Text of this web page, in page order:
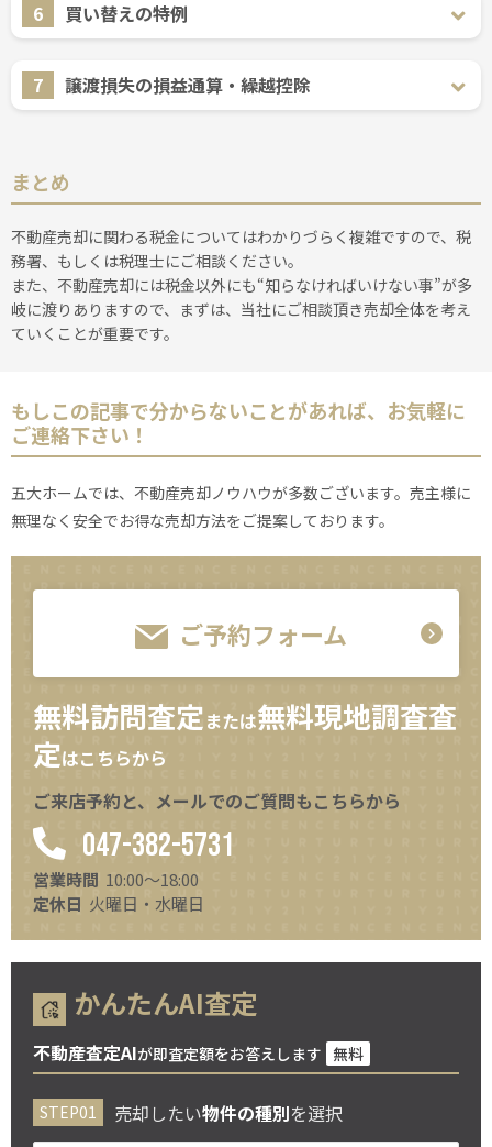
6 買い替えの特例
7 譲渡損失の損益通算・繰越控除
まとめ
不動産売却に関わる税金についてはわかりづらく複雑ですので、税
務署、もしくは税理士にご相談ください。
また、不動産売却には税金以外にも“知らなければいけない事”が多
岐に渡りありますので、まずは、当社にご相談頂き売却全体を考え
ていくことが重要です。
もしこの記事で分からないことがあれば、お気軽に
ご連絡下さい！
五大ホームでは、不動産売却ノウハウが多数ございます。売主様に
無理なく安全でお得な売却方法をご提案しております。
ご予約フォーム
無料訪問査定または無料現地調査査
定はこちらから
ご来店予約と、メールでのご質問もこちらから
047-382-5731
営業時間 10:00～18:00
定休日 火曜日・水曜日
かんたんAI査定
不動産査定AIが即査定額をお答えします 無料
売却したい物件の種別を選択